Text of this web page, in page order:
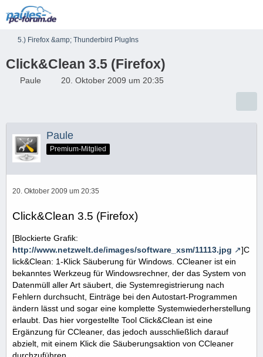
5.) Firefox &amp; Thunderbird PlugIns
Click&Clean 3.5 (Firefox)
Paule 20. Oktober 2009 um 20:35
Paule
Premium-Mitglied
20. Oktober 2009 um 20:35
Click&Clean 3.5 (Firefox)
[Blockierte Grafik:
http://www.netzwelt.de/images/software_xsm/11113.jpg
]C
lick&Clean: 1-Klick Säuberung für Windows. CCleaner ist ein
bekanntes Werkzeug für Windowsrechner, der das System von
Datenmüll aller Art säubert, die Systemregistrierung nach
Fehlern durchsucht, Einträge bei den Autostart-Programmen
ändern lässt und sogar eine komplette Systemwiederherstellung
erlaubt. Das hier vorgestellte Tool Click&Clean ist eine
Ergänzung für CCleaner, das jedoch ausschließlich darauf
abzielt, mit einem Klick die Säuberungsaktion von CCleaner
durchzuführen. ...